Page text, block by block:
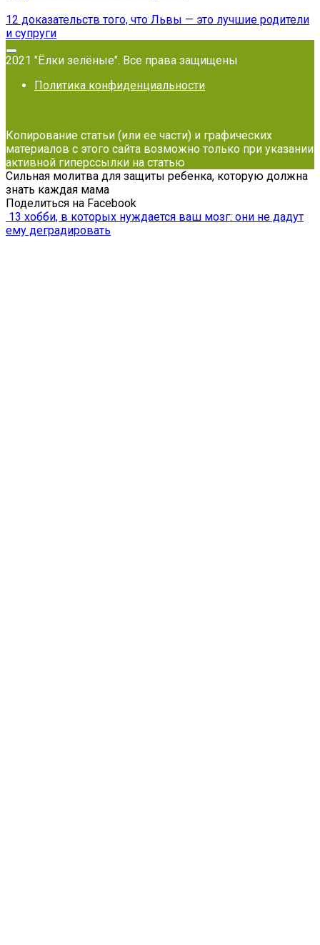
12 доказательств того, что Львы — это лучшие родители
и супруги
2021 "Ёлки зелёные". Все права защищены
Политика конфиденциальности
Копирование статьи (или ее части) и графических
материалов с этого сайта возможно только при указании
активной гиперссылки на статью
Сильная молитва для защиты ребенка, которую должна
знать каждая мама
Поделиться на Facebook
13 хобби, в которых нуждается ваш мозг: они не дадут
ему деградировать